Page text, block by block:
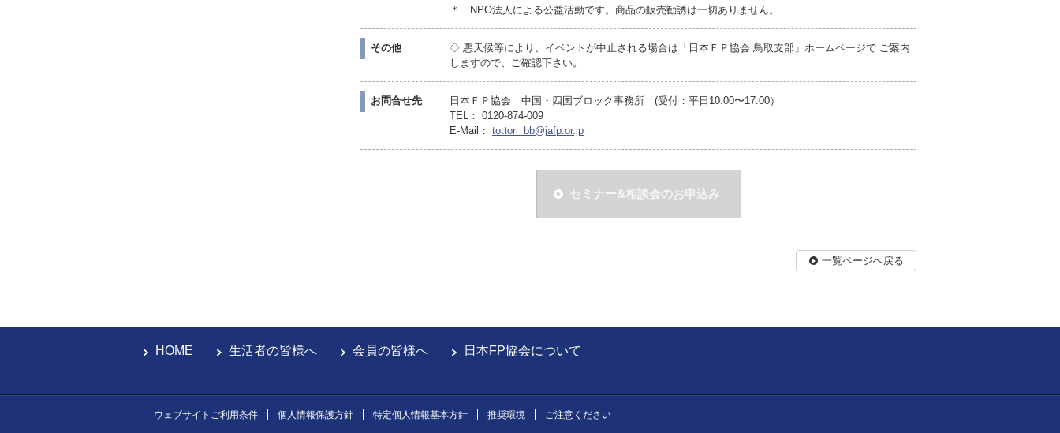
＊ NPO法人による公益活動です。商品の販売勧誘は一切ありません。
その他
◇ 悪天候等により、イベントが中止される場合は「日本ＦＰ協会 鳥取支部」ホームページで ご案内
しますので、ご確認下さい。
お問合せ先
日本ＦＰ協会 中国・四国ブロック事務所 (受付：平日10:00〜17:00）
TEL： 0120-874-009
E-Mail： tottori_bb@jafp.or.jp
セミナー&相談会のお申込み
一覧ページへ戻る
HOME 生活者の皆様へ 会員の皆様へ 日本FP協会について
ウェブサイトご利用条件 個人情報保護方針 特定個人情報基本方針 推奨環境 ご注意ください